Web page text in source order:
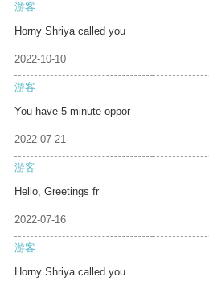
游客
Horny Shriya called you
2022-10-10
游客
You have 5 minute oppor
2022-07-21
游客
Hello, Greetings fr
2022-07-16
游客
Horny Shriya called you